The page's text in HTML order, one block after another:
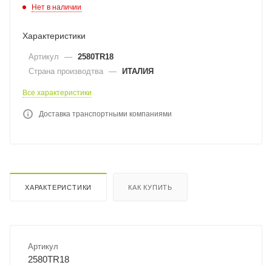
Нет в наличии
Характеристики
Артикул — 2580TR18
Страна производтва — ИТАЛИЯ
Все характеристики
Доставка транспортными компаниями
ХАРАКТЕРИСТИКИ КАК КУПИТЬ
Артикул
2580TR18